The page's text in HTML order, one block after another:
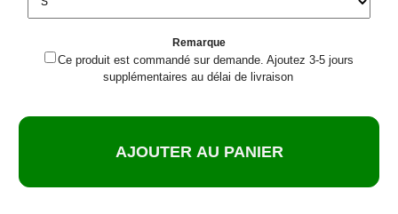
Remarque
Ce produit est commandé sur demande. Ajoutez 3-5 jours
supplémentaires au délai de livraison